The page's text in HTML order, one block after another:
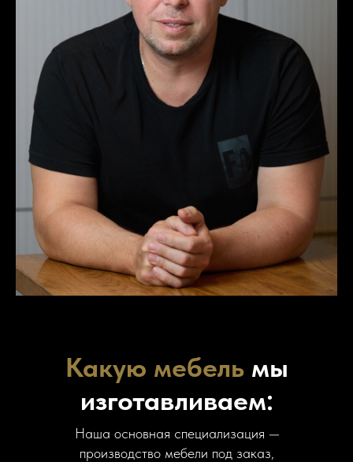
Какую мебельмы
изготавливаем:
Наша основная специализация —
производство мебели под заказ,